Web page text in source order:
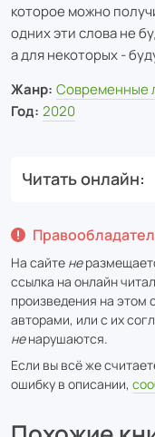
которое можно
одних эти слова не
а для некоторых -
Жанр: Современные
Год: 2020
Читать онлайн
На сайте не
ссылка на онлайн
произведения на
авторами, или с их
ненарушаются.
Если вы всё же
ошибку в описании,